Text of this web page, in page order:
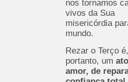
nos tornamos
vivos da Sua
misericórdia
mundo.
Rezar o Terço é,
portanto, um
amor, de